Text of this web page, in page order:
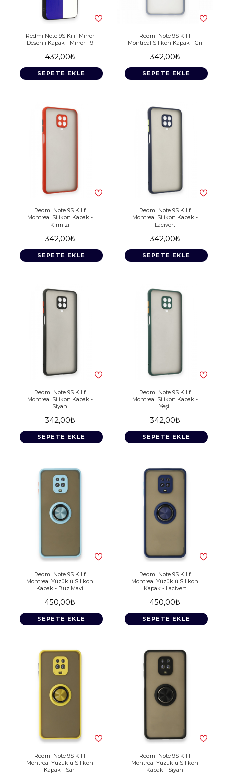
Redmi Note 9S Kılıf Mirror
Desenli Kapak - Mirror - 9
432,00₺
SEPETE EKLE
Redmi Note 9S Kılıf
Montreal Silikon Kapak - Gri
342,00₺
SEPETE EKLE
Redmi Note 9S Kılıf
Montreal Silikon Kapak -
Kırmızı
342,00₺
SEPETE EKLE
Redmi Note 9S Kılıf
Montreal Silikon Kapak -
Lacivert
342,00₺
SEPETE EKLE
Redmi Note 9S Kılıf
Montreal Silikon Kapak -
Siyah
342,00₺
SEPETE EKLE
Redmi Note 9S Kılıf
Montreal Silikon Kapak -
Yeşil
342,00₺
SEPETE EKLE
Redmi Note 9S Kılıf
Montreal Yüzüklü Silikon
Kapak - Buz Mavi
450,00₺
SEPETE EKLE
Redmi Note 9S Kılıf
Montreal Yüzüklü Silikon
Kapak - Lacivert
450,00₺
SEPETE EKLE
Redmi Note 9S Kılıf
Montreal Yüzüklü Silikon
Kapak - Sarı
Redmi Note 9S Kılıf
Montreal Yüzüklü Silikon
Kapak - Siyah